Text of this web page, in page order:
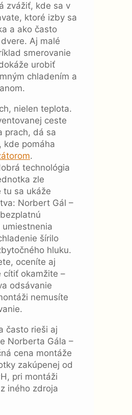
zvážiť, kde sa v
ktoré izby sa
a ako často
Aj malé
smerovanie
urobiť
chladením a
nielen teplota.
ceste
prach, dá sa
kde pomáha
.
technológia
zle
tu sa ukáže
Norbert Gál –
šírilo
hluku.
oceníte aj
cítiť okamžite –
odsávanie
nemusíte
často rieši aj
Norberta Gála –
cena montáže
zakúpenej od
pri montáži
iného zdroja